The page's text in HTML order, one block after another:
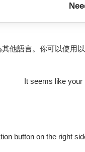
他語言。你可以使用
It seems like your
button on the right
則是風景。在這裡，
顧一切來到這座末世
南趁著妻子熟睡時，
兩人的遺物轉賣獲取
料之外，圖書館彷彿